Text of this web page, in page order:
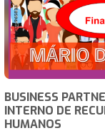
BUSINESS
INTERNO DE
HUMANOS